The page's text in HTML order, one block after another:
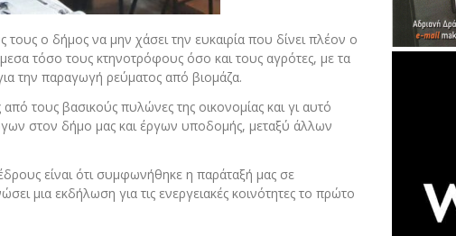
τους ο δήμος να μην χάσει την ευκαιρία που δίνει πλέον ο
τόσο τους κτηνοτρόφους όσο και τους αγρότες, με τα
την παραγωγή ρεύματος από βιομάζα.
τους βασικούς πυλώνες της οικονομίας και γι αυτό
στον δήμο μας και έργων υποδομής, μεταξύ άλλων
είναι ότι συμφωνήθηκε η παράταξή μας σε
μια εκδήλωση για τις ενεργειακές κοινότητες το πρώτο